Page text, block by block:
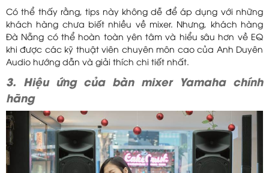
Có thể thấy rằng, tips này không dễ để áp dụng với những
khách hàng chưa biết nhiều về mixer. Nhưng, khách hàng
Đà Nẵng có thể hoàn toàn yên tâm và hiểu sâu hơn về EQ
khi được các kỹ thuật viên chuyên môn cao của Anh Duyên
Audio hướng dẫn và giải thích chi tiết nhất.
3. Hiệu ứng của bàn mixer Yamaha chính
hãng